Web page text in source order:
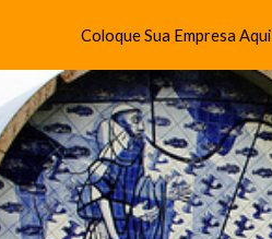
Skip to main content
Coloque Sua Empresa Aqui